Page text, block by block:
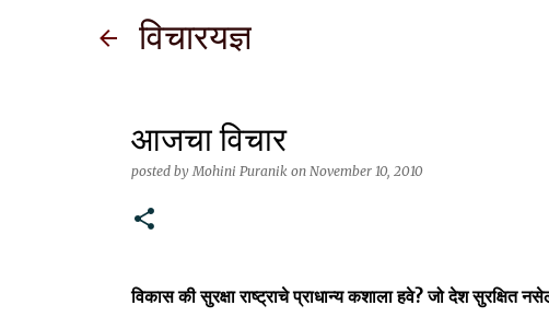
विचारयज्ञ
आजचा विचार
posted byMohini Puranik on November 10, 2010
विकास की सुरक्षा राष्ट्राचे प्राधान्य कशाला हवे? जो देश सुरक्षित